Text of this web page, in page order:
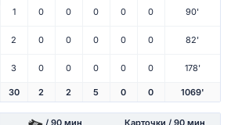
1 0 0 0 0 0 90'
2 0 0 0 0 0 82'
3 0 0 0 0 0 178'
30 2 2 5 0 0 1069'